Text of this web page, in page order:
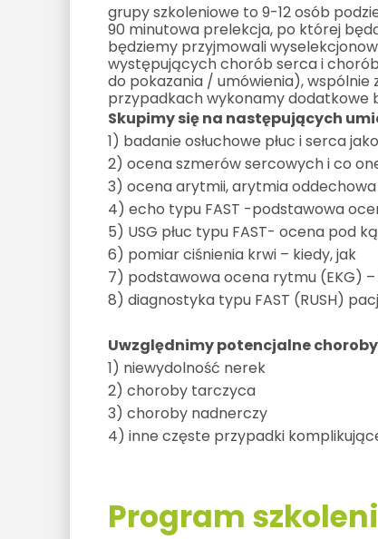
grupy szkoleniowe to 9-12 osób
90 minutowa prelekcja, po której
będziemy przyjmowali
występujących chorób serca i
do pokazania / umówienia),
przypadkach wykonamy dodatkowe
Skupimy się na następujących
1) badanie osłuchowe płuc i serca
2) ocena szmerów sercowych i co
3) ocena arytmii, arytmia
4) echo typu FAST -podstawowa
5) USG płuc typu FAST- ocena pod
6) pomiar ciśnienia krwi – kiedy, jak
7) podstawowa ocena rytmu (EKG) –
8) diagnostyka typu FAST (RUSH)
Uwzględnimy potencjalne
1) niewydolność nerek
2) choroby tarczyca
3) choroby nadnerczy
4) inne częste przypadki
Program